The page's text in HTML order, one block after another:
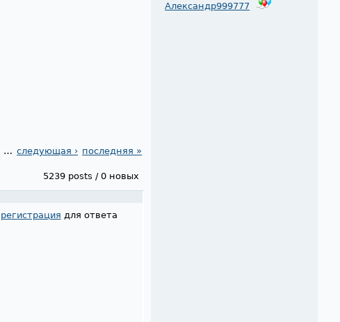
… следующая › последняя »
5239 posts / 0 новых
регистрация для ответа
Александр999777